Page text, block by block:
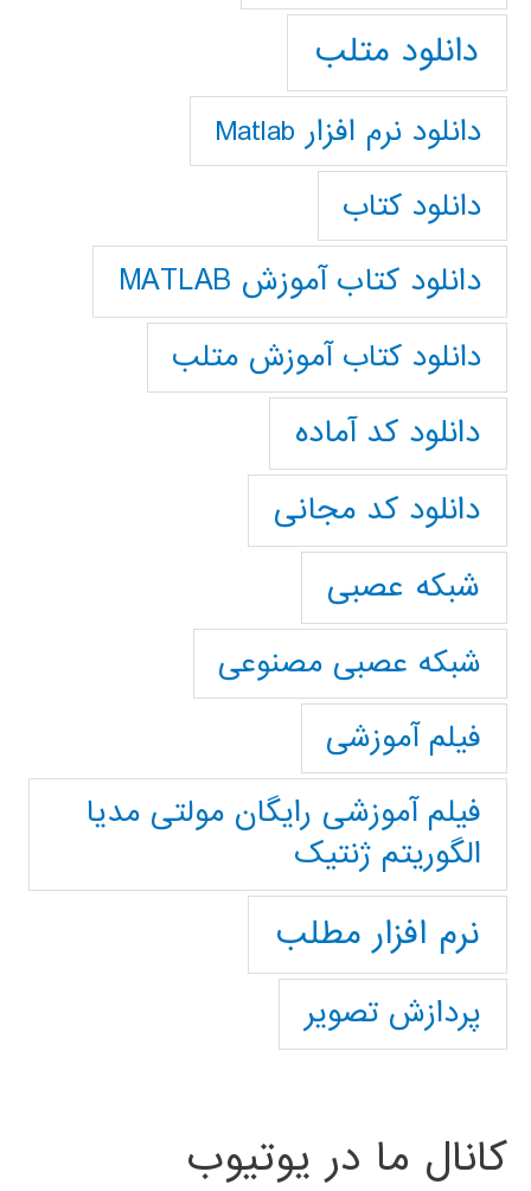
دانلود متلب
دانلود نرم افزار Matlab
دانلود کتاب
دانلود کتاب آموزش MATLAB
دانلود کتاب آموزش متلب
دانلود کد آماده
دانلود کد مجانی
شبکه عصبی
شبکه عصبی مصنوعی
فیلم آموزشی
فیلم آموزشی رایگان مولتی مدیا
الگوریتم ژنتیک
نرم افزار مطلب
پردازش تصویر
کانال ما در یوتیوب